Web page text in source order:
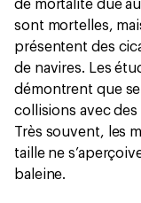
de mortalité due
sont mortelles,
présentent des
de navires. Les
démontrent que
collisions avec
Très souvent, les
taille ne
baleine.